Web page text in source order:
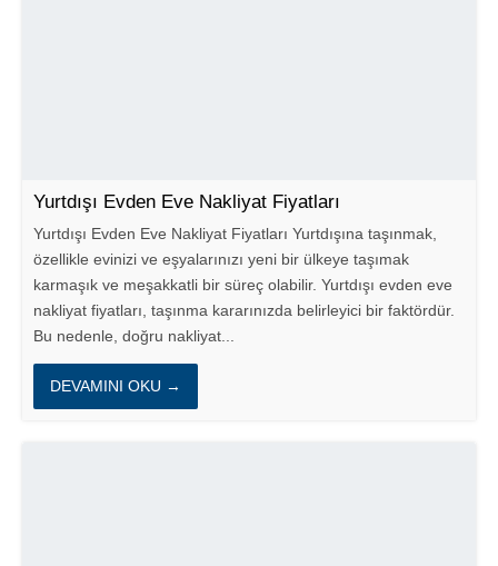
Yurtdışı Evden Eve Nakliyat Fiyatları
Yurtdışı Evden Eve Nakliyat Fiyatları Yurtdışına taşınmak,
özellikle evinizi ve eşyalarınızı yeni bir ülkeye taşımak
karmaşık ve meşakkatli bir süreç olabilir. Yurtdışı evden eve
nakliyat fiyatları, taşınma kararınızda belirleyici bir faktördür.
Bu nedenle, doğru nakliyat...
DEVAMINI OKU →